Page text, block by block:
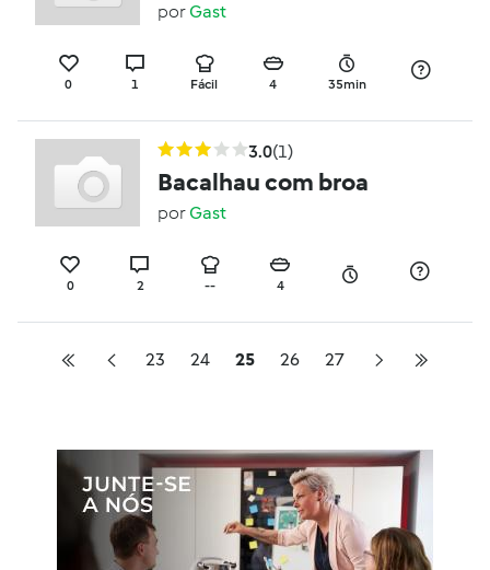
porGast
0 1 Fácil 4 35min
3.0(1)
Bacalhau com broa
porGast
0 2 -- 4
23 24 25 26 27